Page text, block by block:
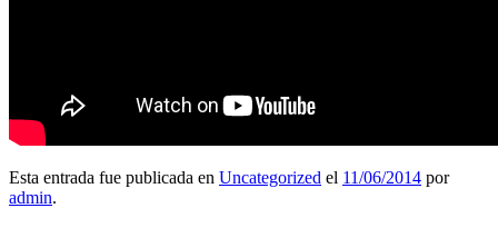
Esta entrada fue publicada en Uncategorized el 11/06/2014 por
admin.